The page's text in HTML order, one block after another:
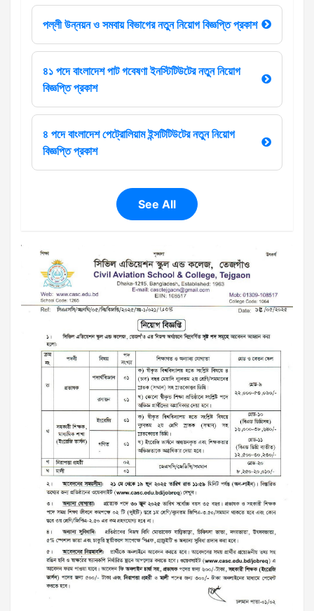
পল্লী উন্নয়ন ও সমবায় বিভাগের নতুন নিয়োগ বিজ্ঞপ্তি প্রকাশ
৪১ পদে বাংলাদেশ পাট গবেষণা ইনস্টিটিউটের নতুন নিয়োগ
বিজ্ঞপ্তি প্রকাশ
৪ পদে বাংলাদেশ পেট্রোলিয়াম ইন্সটিটিউটের নতুন নিয়োগ
বিজ্ঞপ্তি প্রকাশ
See All